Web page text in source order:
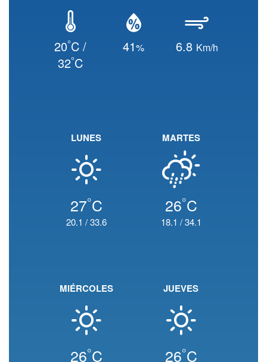
20°C /
32°C
41% 6.8 Km/h
LUNES
27°C
20.1 /33.6
MARTES
26°C
18.1 /34.1
MIÉRCOLES
26°C
JUEVES
26°C